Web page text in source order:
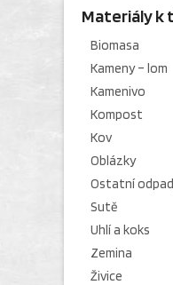
Materiály k
Biomasa
Kameny – lom
Kamenivo
Kompost
Kov
Oblázky
Ostatní
Sutě
Uhlí a koks
Zemina
Živice